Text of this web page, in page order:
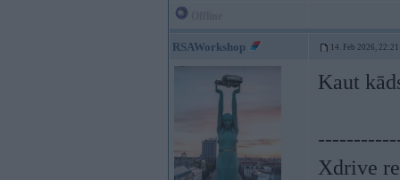
RSAWorkshop 14. Feb 2026, 22:21
Kaut
Xdrive